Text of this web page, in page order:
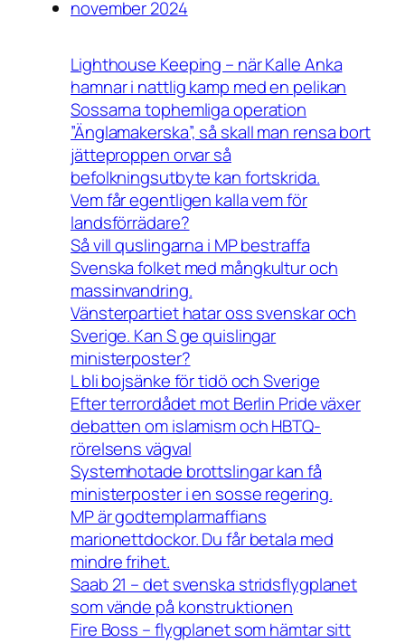
november 2024
Lighthouse Keeping – när Kalle Anka
hamnar i nattlig kamp med en pelikan
Sossarna tophemliga operation
”Änglamakerska”, så skall man rensa bort
jätteproppen orvar så
befolkningsutbyte kan fortskrida.
Vem får egentligen kalla vem för
landsförrädare?
Så vill quslingarna i MP bestraffa
Svenska folket med mångkultur och
massinvandring.
Vänsterpartiet hatar oss svenskar och
Sverige. Kan S ge quislingar
ministerposter?
L bli bojsänke för tidö och Sverige
Efter terrordådet mot Berlin Pride växer
debatten om islamism och HBTQ-
rörelsens vägval
Systemhotade brottslingar kan få
ministerposter i en sosse regering.
MP är godtemplarmaffians
marionettdockor. Du får betala med
mindre frihet.
Saab 21 – det svenska stridsflygplanet
som vände på konstruktionen
Fire Boss – flygplanet som hämtar sitt